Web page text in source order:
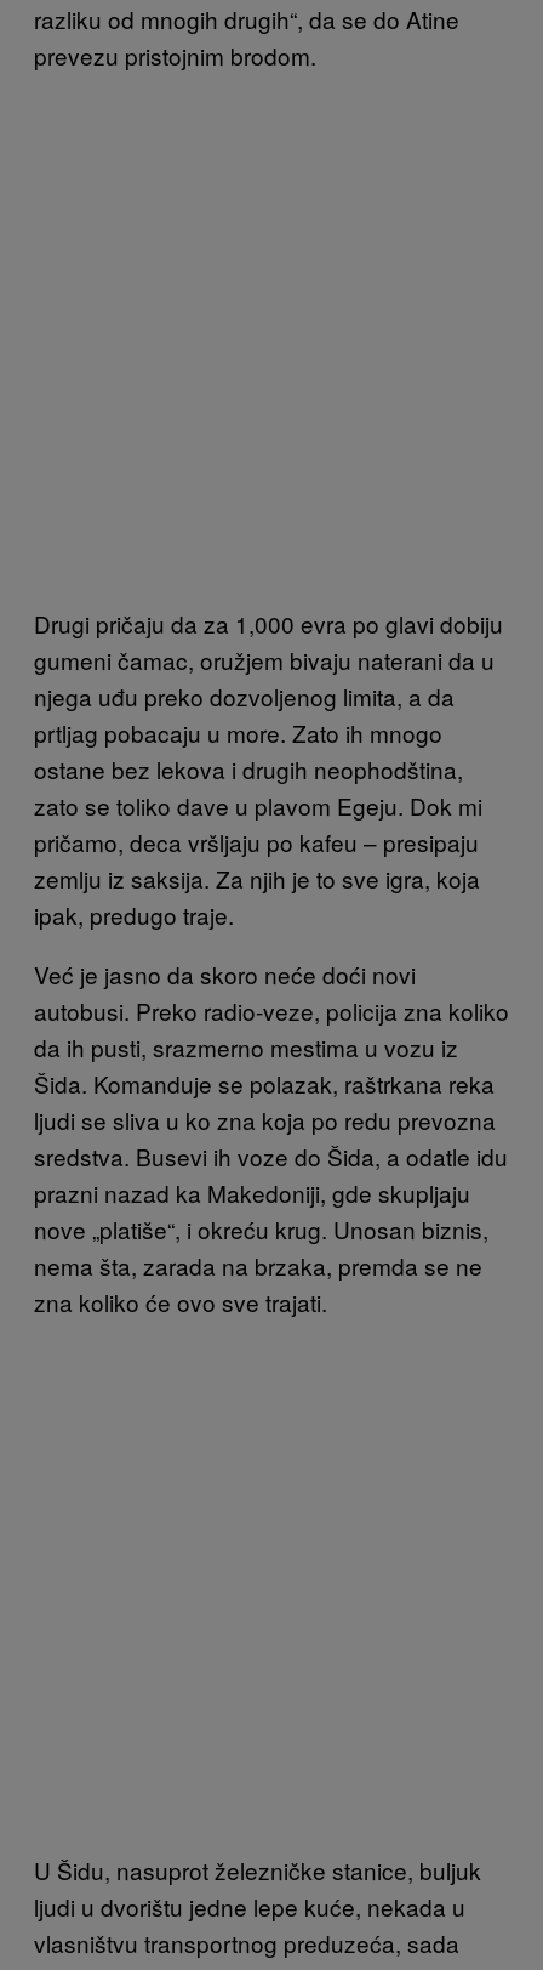
razliku od mnogih drugih“, da se do Atine
prevezu pristojnim brodom.
Drugi pričaju da za 1,000 evra po glavi dobiju
gumeni čamac, oružjem bivaju naterani da u
njega uđu preko dozvoljenog limita, a da
prtljag pobacaju u more. Zato ih mnogo
ostane bez lekova i drugih neophodština,
zato se toliko dave u plavom Egeju. Dok mi
pričamo, deca vršljaju po kafeu – presipaju
zemlju iz saksija. Za njih je to sve igra, koja
ipak, predugo traje.
Već je jasno da skoro neće doći novi
autobusi. Preko radio-veze, policija zna koliko
da ih pusti, srazmerno mestima u vozu iz
Šida. Komanduje se polazak, raštrkana reka
ljudi se sliva u ko zna koja po redu prevozna
sredstva. Busevi ih voze do Šida, a odatle idu
prazni nazad ka Makedoniji, gde skupljaju
nove „platiše“, i okreću krug. Unosan biznis,
nema šta, zarada na brzaka, premda se ne
zna koliko će ovo sve trajati.
U Šidu, nasuprot železničke stanice, buljuk
ljudi u dvorištu jedne lepe kuće, nekada u
vlasništvu transportnog preduzeća, sada